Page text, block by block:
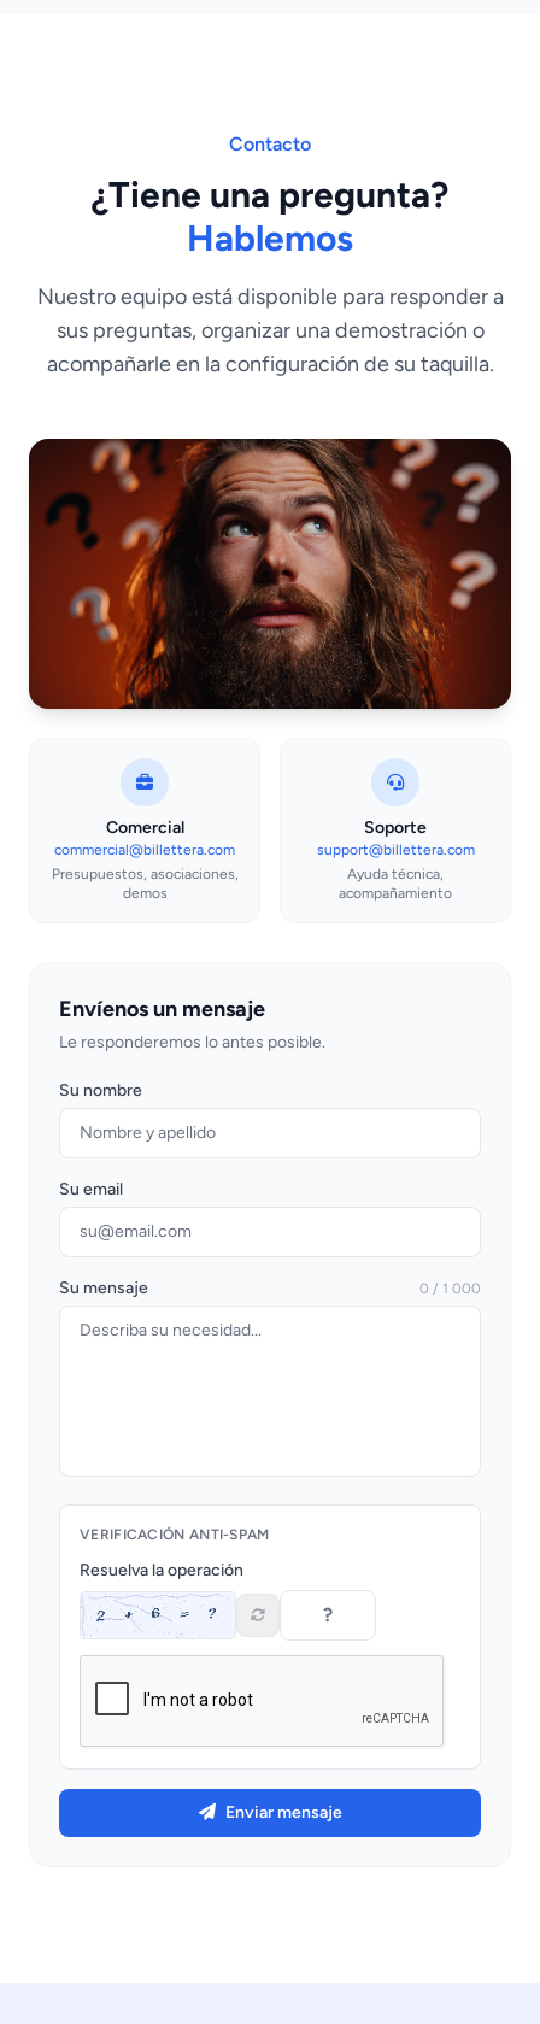
Contacto
¿Tiene una pregunta?
Hablemos
Nuestro equipo está disponible para responder a
sus preguntas, organizar una demostración o
acompañarle en la configuración de su taquilla.
Comercial
commercial@billettera.com
Presupuestos, asociaciones,
demos
Soporte
support@billettera.com
Ayuda técnica,
acompañamiento
Envíenos un mensaje
Le responderemos lo antes posible.
Su nombre
Su email
Su mensaje 0 / 1 000
VERIFICACIÓN ANTI-SPAM
Resuelva la operación
Enviar mensaje